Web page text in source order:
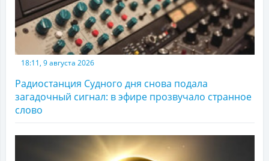
18:11, 9 августа 2026
Радиостанция Судного дня снова подала
загадочный сигнал: в эфире прозвучало странное
слово